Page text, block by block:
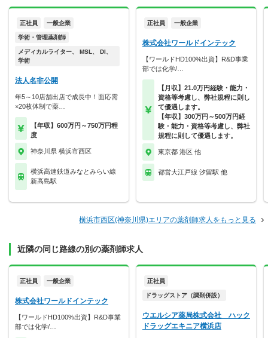
正社員 一般企業
学術・管理薬剤師
メディカルライター、 MSL、 DI、
学術
法人名非公開
年5～10店舗出店で成長中！面応需
×20枚体制で薬…
【年収】600万円～750万円程
度
神奈川県 横浜市西区
横浜高速鉄道みなとみらい線
新高島駅
正社員 一般企業
株式会社ワールドインテック
【ワールドHD100%出資】R&D事業
部では化学/…
【月収】21.0万円経験・能力・
資格等考慮し、弊社規程に則し
て優遇します。
【年収】300万円～500万円経
験・能力・資格等考慮し、弊社
規程に則して優遇します。
東京都 港区 他
都営大江戸線 汐留駅 他
横浜市西区(神奈川県)エリアの薬剤師求人をもっと見る
近隣の同じ路線の別の薬剤師求人
正社員 一般企業
株式会社ワールドインテック
【ワールドHD100%出資】R&D事業
部では化学/…
正社員
ドラッグストア（調剤併設）
ウエルシア薬局株式会社 ハック
ドラッグエキニア横浜店